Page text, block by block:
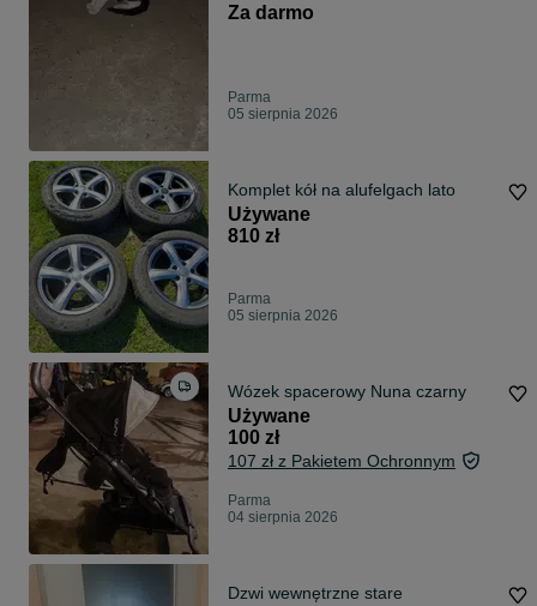
Za darmo
Parma
05 sierpnia 2026
Komplet kół na alufelgach lato
Używane
810 zł
Parma
05 sierpnia 2026
Wózek spacerowy Nuna czarny
Używane
100 zł
107 zł z Pakietem Ochronnym
Parma
04 sierpnia 2026
Dzwi wewnętrzne stare